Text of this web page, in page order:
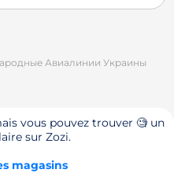
Авиалинии Украины
vous pouvez trouver 🧐 un
sur Zozi.
magasins